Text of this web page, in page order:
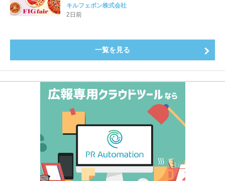
をたっぷりと。新作を含め、イチジク尽くしの全4種が
登場8月20日（木）スタート
キルフェボン株式会社
2日前
一覧を見る